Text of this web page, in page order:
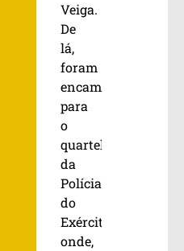
Veiga.
De
lá,
foram
encaminhados
para
o
quartel
da
Polícia
do
Exército,
onde,